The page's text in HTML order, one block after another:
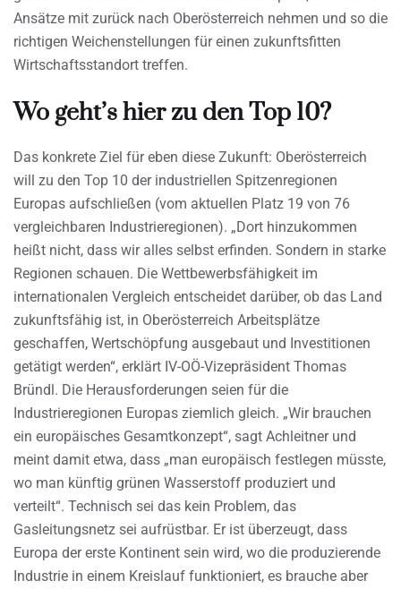
Ansätze mit zurück nach Oberösterreich nehmen und so die
richtigen Weichenstellungen für einen zukunftsfitten
Wirtschaftsstandort treffen.
Wo geht’s hier zu den Top 10?
Das konkrete Ziel für eben diese Zukunft: Oberösterreich
will zu den Top 10 der industriellen Spitzenregionen
Europas aufschließen (vom aktuellen Platz 19 von 76
vergleichbaren Industrieregionen). „Dort hinzukommen
heißt nicht, dass wir alles selbst erfinden. Sondern in starke
Regionen schauen. Die Wettbewerbsfähigkeit im
internationalen Vergleich entscheidet darüber, ob das Land
zukunftsfähig ist, in Oberösterreich Arbeitsplätze
geschaffen, Wertschöpfung ausgebaut und Investitionen
getätigt werden“, erklärt IV-OÖ-Vizepräsident Thomas
Bründl. Die Herausforderungen seien für die
Industrieregionen Europas ziemlich gleich. „Wir brauchen
ein europäisches Gesamtkonzept“, sagt Achleitner und
meint damit etwa, dass „man europäisch festlegen müsste,
wo man künftig grünen Wasserstoff produziert und
verteilt“. Technisch sei das kein Problem, das
Gasleitungsnetz sei aufrüstbar. Er ist überzeugt, dass
Europa der erste Kontinent sein wird, wo die produzierende
Industrie in einem Kreislauf funktioniert, es brauche aber